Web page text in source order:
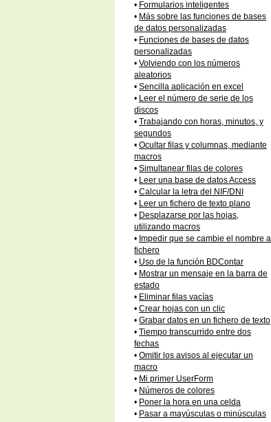
• Formularios inteligentes
• Más sobre las funciones de bases
de datos personalizadas
• Funciones de bases de datos
personalizadas
• Volviendo con los números
aleatorios
• Sencilla aplicación en excel
•
Leer el número de serie de los
discos
• Trabajando con horas, minutos, y
segundos
• Ocultar filas y columnas, mediante
macros
• Simultanear filas de colores
•
Leer una base de datos Access
• Calcular la letra del NIF/DNI
•
Leer un fichero de texto plano
• Desplazarse por las hojas,
utilizando macros
• Impedir que se cambie el nombre al
fichero
• Uso de la función BDContar
• Mostrar un mensaje en la barra de
estado
• Eliminar filas vacías
• Crear hojas con un clic
• Grabar datos en un fichero de texto
• Tiempo transcurrido entre dos
fechas
• Omitir los avisos al ejecutar un
macro
• Mi primer UserForm
• Números de colores
• Poner la hora en una celda
• Pasar a mayúsculas o minúsculas